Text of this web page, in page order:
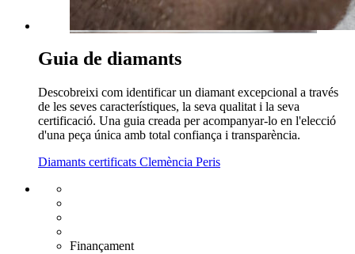
Guia de diamants
Descobreixi com identificar un diamant excepcional a través
de les seves característiques, la seva qualitat i la seva
certificació. Una guia creada per acompanyar-lo en l'elecció
d'una peça única amb total confiança i transparència.
Diamants certificats Clemència Peris
Finançament